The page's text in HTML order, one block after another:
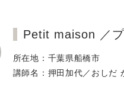
Petit maison ／
所在地：千葉県船橋市
講師名：押田加代／おしだ